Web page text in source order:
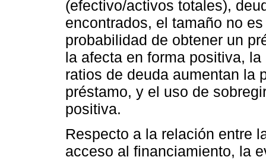
(efectivo/activos totales),
encontrados, el tamaño no
probabilidad de obtener un
la afecta en forma positiva,
ratios de deuda aumentan la
préstamo, y el uso de
positiva.
Respecto a la relación entre
acceso al financiamiento, la